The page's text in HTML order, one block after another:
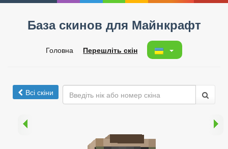
База скинов для Майнкрафт
Головна Перешліть скін
Всі скіни